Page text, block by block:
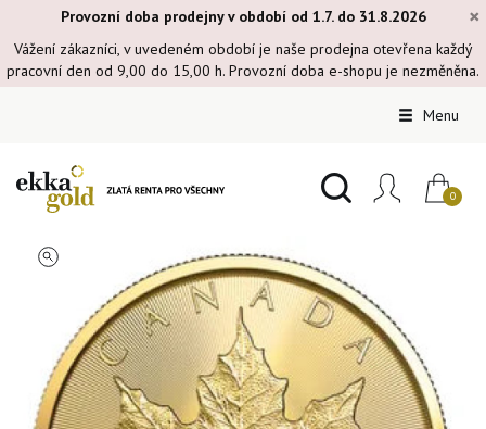
×
Provozní doba prodejny v období od 1.7. do 31.8.2026
Vážení zákazníci, v uvedeném období je naše prodejna otevřena každý
pracovní den od 9,00 do 15,00 h. Provozní doba e-shopu je nezměněna.
Menu